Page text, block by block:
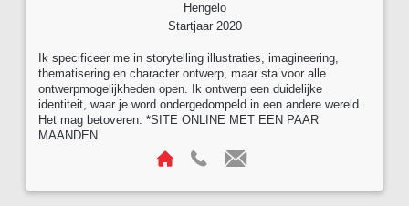
Hengelo
Startjaar 2020
Ik specificeer me in storytelling illustraties, imagineering,
thematisering en character ontwerp, maar sta voor alle
ontwerpmogelijkheden open. Ik ontwerp een duidelijke
identiteit, waar je word ondergedompeld in een andere wereld.
Het mag betoveren. *SITE ONLINE MET EEN PAAR
MAANDEN